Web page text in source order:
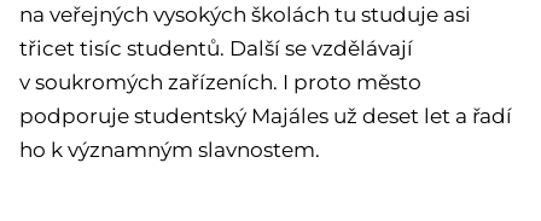
na veřejných vysokých školách tu studuje asi
třicet tisíc studentů. Další se vzdělávají
v soukromých zařízeních. I proto město
podporuje studentský Majáles už deset let a řadí
ho k významným slavnostem.